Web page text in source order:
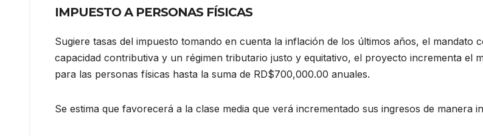
IMPUESTO A PERSONAS FÍSICAS
Sugiere tasas del impuesto tomando en cuenta la inflación de los últimos años, el mandato
capacidad contributiva y un régimen tributario justo y equitativo, el proyecto incrementa el
para las personas físicas hasta la suma de RD$700,000.00 anuales.
Se estima que favorecerá a la clase media que verá incrementado sus ingresos de manera